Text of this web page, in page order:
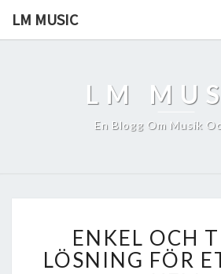
LM MUSIC
LM
En Blogg Om Musik
OCH
TRYGG
ENKEL OCH
LÖSNING FÖR